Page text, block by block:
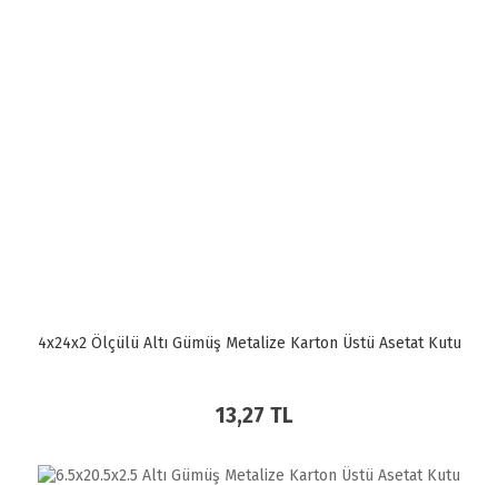
4x24x2 Ölçülü Altı Gümüş Metalize Karton Üstü Asetat Kutu
13,27 TL